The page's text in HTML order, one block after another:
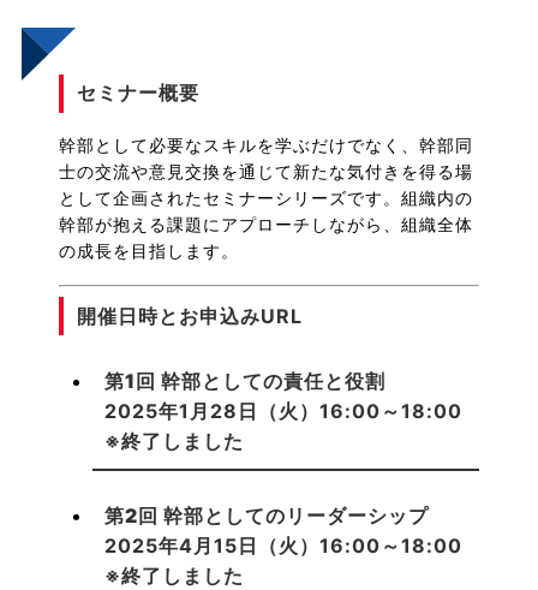
セミナー概要
幹部として必要なスキルを学ぶだけでなく、幹部同
士の交流や意見交換を通じて新たな気付きを得る場
として企画されたセミナーシリーズです。組織内の
幹部が抱える課題にアプローチしながら、組織全体
の成長を目指します。
開催日時とお申込みURL
第1回 幹部としての責任と役割
2025年1月28日（火）16:00～18:00
※終了しました
第2回 幹部としてのリーダーシップ
2025年4月15日（火）16:00～18:00
※終了しました